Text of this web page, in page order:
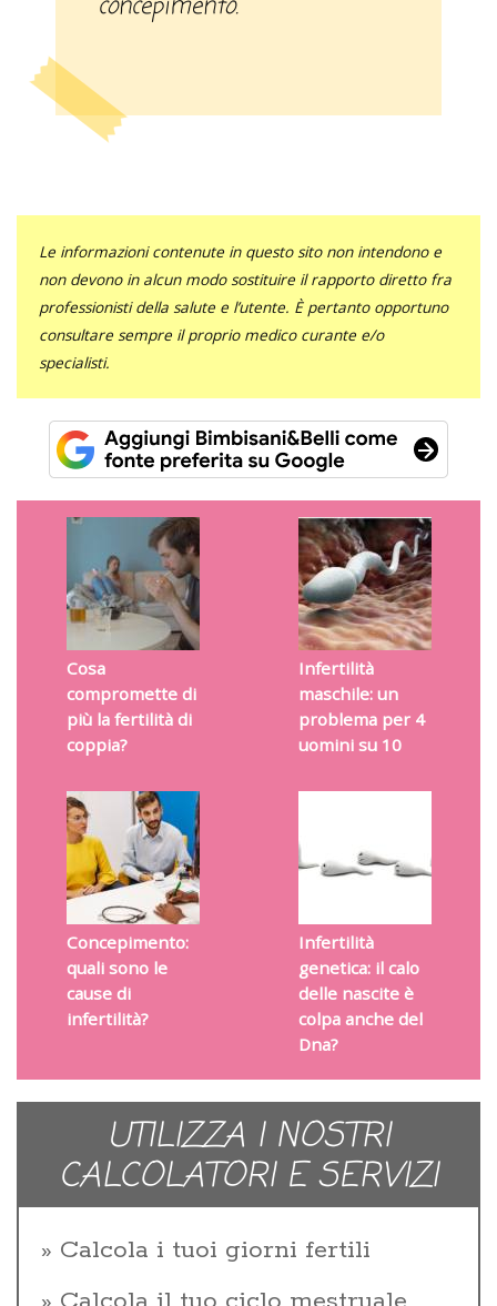
concepimento.
Le informazioni contenute in questo sito non intendono e
non devono in alcun modo sostituire il rapporto diretto fra
professionisti della salute e l’utente. È pertanto opportuno
consultare sempre il proprio medico curante e/o
specialisti.
Cosa
compromette di
più la fertilità di
coppia?
Infertilità
maschile: un
problema per 4
uomini su 10
Concepimento:
quali sono le
cause di
infertilità?
Infertilità
genetica: il calo
delle nascite è
colpa anche del
Dna?
UTILIZZA I NOSTRI
CALCOLATORI E SERVIZI
Calcola i tuoi giorni fertili